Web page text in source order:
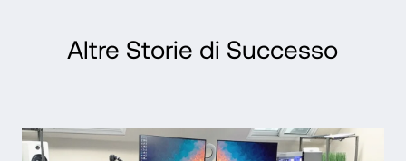
Altre Storie di Successo
Read Case Study